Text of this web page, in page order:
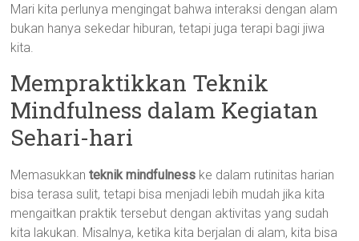
Mari kita perlunya mengingat bahwa interaksi dengan alam
bukan hanya sekedar hiburan, tetapi juga terapi bagi jiwa
kita.
Mempraktikkan Teknik
Mindfulness dalam Kegiatan
Sehari-hari
Memasukkanteknik mindfulness ke dalam rutinitas harian
bisa terasa sulit, tetapi bisa menjadi lebih mudah jika kita
mengaitkan praktik tersebut dengan aktivitas yang sudah
kita lakukan. Misalnya, ketika kita berjalan di alam, kita bisa